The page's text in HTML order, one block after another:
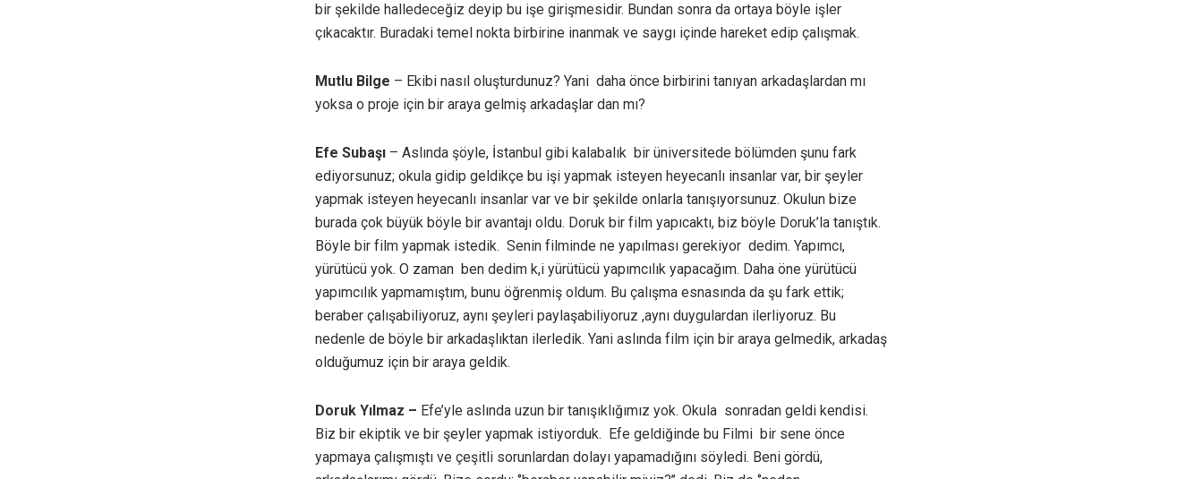
bir şekilde halledeceğiz deyip bu işe girişmesidir. Bundan sonra da ortaya böyle işler
çıkacaktır. Buradaki temel nokta birbirine inanmak ve saygı içinde hareket edip çalışmak.
Mutlu Bilge – Ekibi nasıl oluşturdunuz? Yani daha önce birbirini tanıyan arkadaşlardan mı
yoksa o proje için bir araya gelmiş arkadaşlar dan mı?
Efe Subaşı – Aslında şöyle, İstanbul gibi kalabalık bir üniversitede bölümden şunu fark
ediyorsunuz; okula gidip geldikçe bu işi yapmak isteyen heyecanlı insanlar var, bir şeyler
yapmak isteyen heyecanlı insanlar var ve bir şekilde onlarla tanışıyorsunuz. Okulun bize
burada çok büyük böyle bir avantajı oldu. Doruk bir film yapıcaktı, biz böyle Doruk’la tanıştık.
Böyle bir film yapmak istedik. Senin filminde ne yapılması gerekiyor dedim. Yapımcı,
yürütücü yok. O zaman ben dedim k,i yürütücü yapımcılık yapacağım. Daha öne yürütücü
yapımcılık yapmamıştım, bunu öğrenmiş oldum. Bu çalışma esnasında da şu fark ettik;
beraber çalışabiliyoruz, aynı şeyleri paylaşabiliyoruz ,aynı duygulardan ilerliyoruz. Bu
nedenle de böyle bir arkadaşlıktan ilerledik. Yani aslında film için bir araya gelmedik, arkadaş
olduğumuz için bir araya geldik.
Doruk Yılmaz – Efe’yle aslında uzun bir tanışıklığımız yok. Okula sonradan geldi kendisi.
Biz bir ekiptik ve bir şeyler yapmak istiyorduk. Efe geldiğinde bu Filmi bir sene önce
yapmaya çalışmıştı ve çeşitli sorunlardan dolayı yapamadığını söyledi. Beni gördü,